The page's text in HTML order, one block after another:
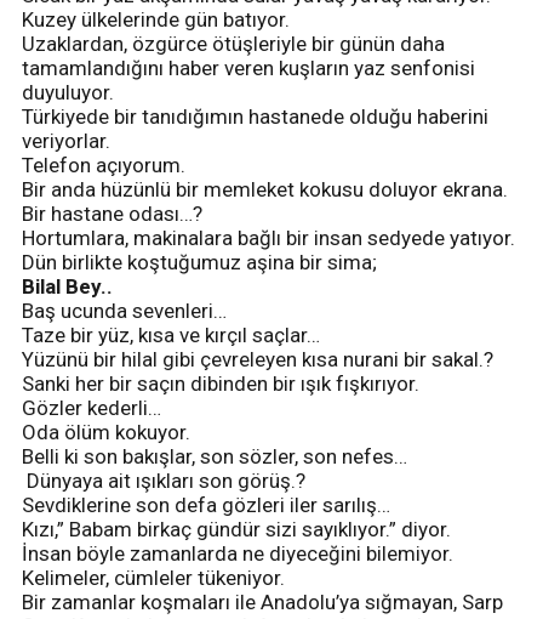
Kuzey ülkelerinde gün batıyor.
Uzaklardan, özgürce ötüşleriyle bir günün daha
tamamlandığını haber veren kuşların yaz senfonisi
duyuluyor.
Türkiyede bir tanıdığımın hastanede olduğu haberini
veriyorlar.
Telefon açıyorum.
Bir anda hüzünlü bir memleket kokusu doluyor ekrana.
Bir hastane odası…?
Hortumlara, makinalara bağlı bir insan sedyede yatıyor.
Dün birlikte koştuğumuz aşina bir sima;
Bilal Bey..
Baş ucunda sevenleri…
Taze bir yüz, kısa ve kırçıl saçlar…
Yüzünü bir hilal gibi çevreleyen kısa nurani bir sakal.?
Sanki her bir saçın dibinden bir ışık fışkırıyor.
Gözler kederli…
Oda ölüm kokuyor.
Belli ki son bakışlar, son sözler, son nefes…
Dünyaya ait ışıkları son görüş.?
Sevdiklerine son defa gözleri iler sarılış…
Kızı,” Babam birkaç gündür sizi sayıklıyor.” diyor.
İnsan böyle zamanlarda ne diyeceğini bilemiyor.
Kelimeler, cümleler tükeniyor.
Bir zamanlar koşmaları ile Anadolu’ya sığmayan, Sarp